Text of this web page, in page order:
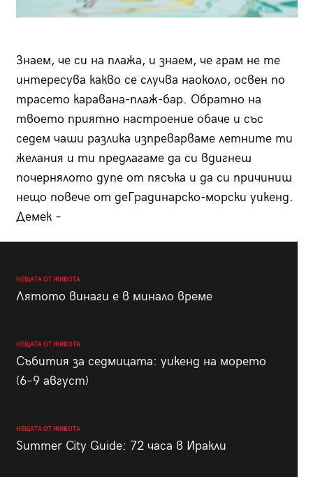
Знаем, че си на плажа, и знаем, че грам не те
интересува какво се случва наоколо, освен по
трасето каравана-плаж-бар. Обратно на
твоето приятно настроение обаче и със
седем чаши разлика изпреварваме летните ти
желания и ти предлагаме да си вдигнеш
почернялото дупе от пясъка и да си причиниш
нещо повече от деГрадинарско-морски уикенд.
Демек –
НЕЩАТА ОТ ЖИВОТА
Лятото винаги е в минало време
НЕЩАТА ОТ ЖИВОТА
Събития за седмицата: уикенд на морето
(6–9 август)
НЕЩАТА ОТ ЖИВОТА
Summer City Guide: 72 часа в Иракли